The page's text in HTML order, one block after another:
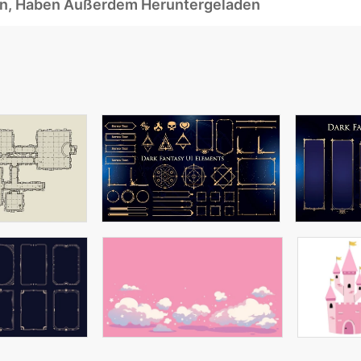
Haben Außerdem Heruntergeladen